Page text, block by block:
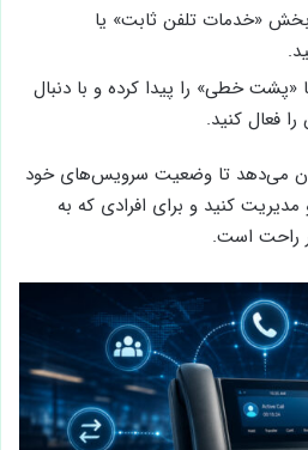
بخش «خدمات تلفن ثابت» یا
«پشت خطی» را پیدا کرده و با دنبال
فعال کنید.
می‌دهد تا وضعیت سرویس‌های خود
کنید و برای افرادی که به
راحت است.